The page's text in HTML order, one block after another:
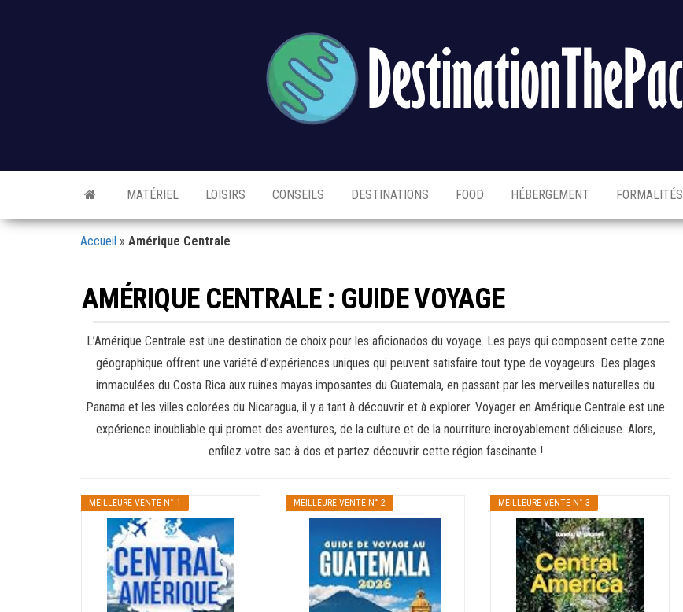
The
Voyage
Loisirs
MATÉRIEL LOISIRS CONSEILS DESTINATIONS FOOD HÉBERGEMENT FORMALITÉS
Accueil » Amérique Centrale
AMÉRIQUE CENTRALE : GUIDE VOYAGE
L’Amérique Centrale est une destination de choix pour les aficionados du voyage. Les pays qui composent cette zone
géographique offrent une variété d’expériences uniques qui peuvent satisfaire tout type de voyageurs. Des plages
immaculées du Costa Rica aux ruines mayas imposantes du Guatemala, en passant par les merveilles naturelles du
Panama et les villes colorées du Nicaragua, il y a tant à découvrir et à explorer. Voyager en Amérique Centrale est une
expérience inoubliable qui promet des aventures, de la culture et de la nourriture incroyablement délicieuse. Alors,
enfilez votre sac à dos et partez découvrir cette région fascinante !
MEILLEURE VENTE N° 1 MEILLEURE VENTE N° 2 MEILLEURE VENTE N° 3